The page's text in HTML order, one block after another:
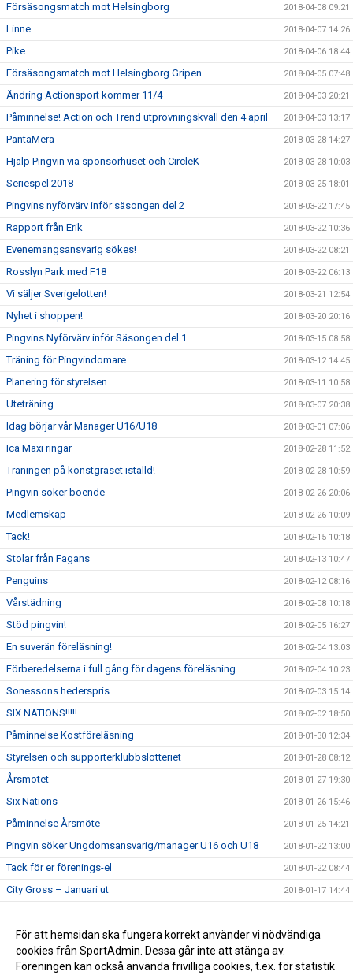
Försäsongsmatch mot Helsingborg 2018-04-08 09:21
Linne 2018-04-07 14:26
Pike 2018-04-06 18:44
Försäsongsmatch mot Helsingborg Gripen 2018-04-05 07:48
Ändring Actionsport kommer 11/4 2018-04-03 20:21
Påminnelse! Action och Trend utprovningskväll den 4 april 2018-04-03 13:17
PantaMera 2018-03-28 14:27
Hjälp Pingvin via sponsorhuset och CircleK 2018-03-28 10:03
Seriespel 2018 2018-03-25 18:01
Pingvins nyförvärv inför säsongen del 2 2018-03-22 17:45
Rapport från Erik 2018-03-22 10:36
Evenemangsansvarig sökes! 2018-03-22 08:21
Rosslyn Park med F18 2018-03-22 06:13
Vi säljer Sverigelotten! 2018-03-21 12:54
Nyhet i shoppen! 2018-03-20 20:16
Pingvins Nyförvärv inför Säsongen del 1. 2018-03-15 08:58
Träning för Pingvindomare 2018-03-12 14:45
Planering för styrelsen 2018-03-11 10:58
Uteträning 2018-03-07 20:38
Idag börjar vår Manager U16/U18 2018-03-01 07:06
Ica Maxi ringar 2018-02-28 11:52
Träningen på konstgräset iställd! 2018-02-28 10:59
Pingvin söker boende 2018-02-26 20:06
Medlemskap 2018-02-26 10:09
Tack! 2018-02-15 10:18
Stolar från Fagans 2018-02-13 10:47
Penguins 2018-02-12 08:16
Vårstädning 2018-02-08 10:18
Stöd pingvin! 2018-02-05 16:27
En suverän föreläsning! 2018-02-04 13:03
Förberedelserna i full gång för dagens föreläsning 2018-02-04 10:23
Sonessons hederspris 2018-02-03 15:14
SIX NATIONS!!!!! 2018-02-02 18:50
Påminnelse Kostföreläsning 2018-01-30 12:34
Styrelsen och supporterklubbslotteriet 2018-01-28 08:12
Årsmötet 2018-01-27 19:30
Six Nations 2018-01-26 15:46
Påminnelse Årsmöte 2018-01-25 14:21
Pingvin söker Ungdomsansvarig/manager U16 och U18 2018-01-22 13:00
Tack för er förenings-el 2018-01-22 08:44
City Gross – Januari ut 2018-01-17 14:44
Pingvin söker boende 2018-01-17 14:42
Välkommen till pingvins nya sida 2018-01-07 11:10
För att hemsidan ska fungera korrekt använder vi nödvändiga
cookies från SportAdmin. Dessa går inte att stänga av.
Föreningen kan också använda frivilliga cookies, t.ex. för statistik